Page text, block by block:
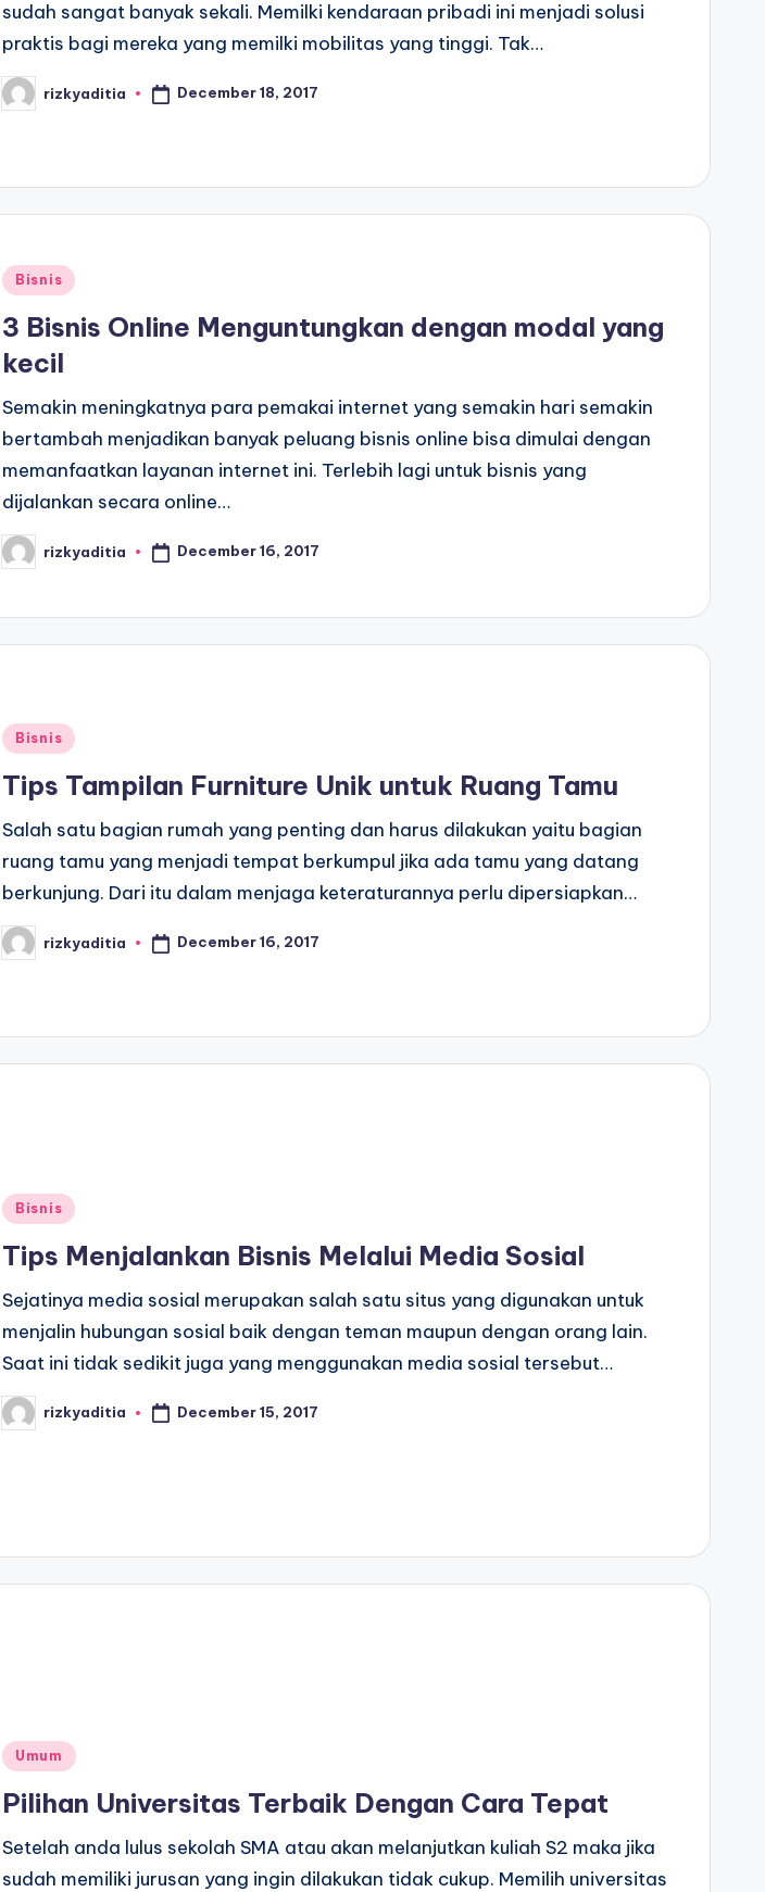
sudah sangat banyak sekali. Memilki kendaraan pribadi ini menjadi solusi
praktis bagi mereka yang memilki mobilitas yang tinggi. Tak…
Posted
by
rizkyaditia December 18, 2017
Posted
Bisnis
3 Bisnis Online Menguntungkan dengan modal yang
kecil
Semakin meningkatnya para pemakai internet yang semakin hari semakin
bertambah menjadikan banyak peluang bisnis online bisa dimulai dengan
memanfaatkan layanan internet ini. Terlebih lagi untuk bisnis yang
dijalankan secara online…
Posted
by
rizkyaditia December 16, 2017
Posted
Bisnis
Tips Tampilan Furniture Unik untuk Ruang Tamu
Salah satu bagian rumah yang penting dan harus dilakukan yaitu bagian
ruang tamu yang menjadi tempat berkumpul jika ada tamu yang datang
berkunjung. Dari itu dalam menjaga keteraturannya perlu dipersiapkan…
Posted
by
rizkyaditia December 16, 2017
Posted
Bisnis
Tips Menjalankan Bisnis Melalui Media Sosial
Sejatinya media sosial merupakan salah satu situs yang digunakan untuk
menjalin hubungan sosial baik dengan teman maupun dengan orang lain.
Saat ini tidak sedikit juga yang menggunakan media sosial tersebut…
Posted
by
rizkyaditia December 15, 2017
Posted
Umum
Pilihan Universitas Terbaik Dengan Cara Tepat
Setelah anda lulus sekolah SMA atau akan melanjutkan kuliah S2 maka jika
sudah memiliki jurusan yang ingin dilakukan tidak cukup. Memilih universitas